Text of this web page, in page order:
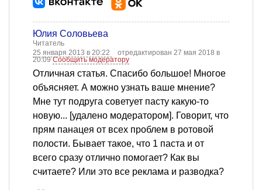
Юлия Соловьева
Читатель
25 января 2013 в 20:22
отредактирован 27 мая 2018 в
20:09Сообщить модератору
Отличная статья. Спасибо большое! Многое
объясняет. А можно узнать ваше мнение?
Мне тут подруга советует пасту какую-то
новую... [удалено модератором]. Говорит, что
прям панацея от всех проблем в ротовой
полости. Бывает такое, что 1 паста и от
всего сразу отлично помогает? Как вы
считаете? Или это все реклама и разводка?